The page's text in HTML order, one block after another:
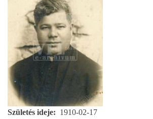
Születés ideje
1910-02-17